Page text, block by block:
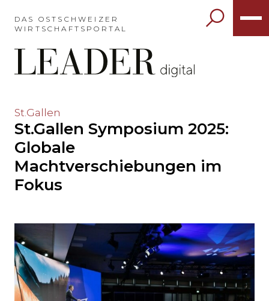
das
Hauptmenü
auslassen
und
Inhalt
springen?
DAS OSTSCHWEIZER
WIRTSCHAFTSPORTAL
Möchten
den
Hauptinhalt
auslassen
und
Seitenende
springen?
St.Gallen
St.Gallen Symposium 2025:
Globale
Machtverschiebungen im
Fokus